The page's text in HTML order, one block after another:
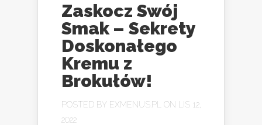
Zaskocz Swój
Smak – Sekrety
Doskonałego
Kremu z
Brokułów!
POSTED BY EXMENUS.PL
ON LIS 12,
2022